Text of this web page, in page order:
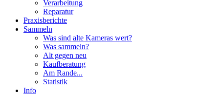
Verarbeitung
Reparatur
Praxisberichte
Sammeln
Was sind alte Kameras wert?
Was sammeln?
Alt gegen neu
Kaufberatung
Am Rande...
Statistik
Info